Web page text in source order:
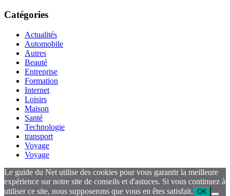
Catégories
Actualités
Automobile
Autres
Beauté
Entreprise
Formation
Internet
Loisirs
Maison
Santé
Technologie
transport
Voyage
Voyage
Le guide du Net utilise des cookies pour vous garantir la meilleure
expérience sur notre site de conseils et d'astuces. Si vous continuez à
utiliser ce site, nous supposerons que vous en êtes satisfait. OK